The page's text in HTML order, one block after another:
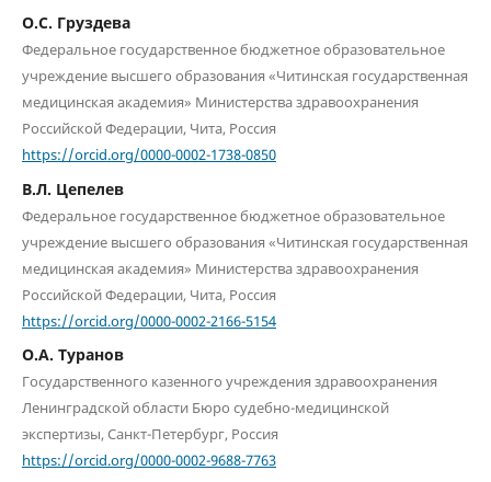
О.С. Груздева
Федеральное государственное бюджетное образовательное
учреждение высшего образования «Читинская государственная
медицинская академия» Министерства здравоохранения
Российской Федерации, Чита, Россия
https://orcid.org/0000-0002-1738-0850
В.Л. Цепелев
Федеральное государственное бюджетное образовательное
учреждение высшего образования «Читинская государственная
медицинская академия» Министерства здравоохранения
Российской Федерации, Чита, Россия
https://orcid.org/0000-0002-2166-5154
О.А. Туранов
Государственного казенного учреждения здравоохранения
Ленинградской области Бюро судебно-медицинской
экспертизы, Санкт-Петербург, Россия
https://orcid.org/0000-0002-9688-7763